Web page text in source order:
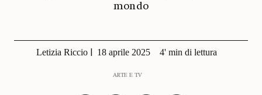
mondo
Letizia Riccio 18 aprile 2025 4' min di lettura
ARTE E TV